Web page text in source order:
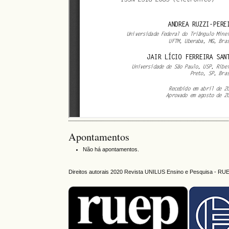
Apontamentos
Não há apontamentos.
Direitos autorais 2020 Revista UNILUS Ensino e Pesquisa -